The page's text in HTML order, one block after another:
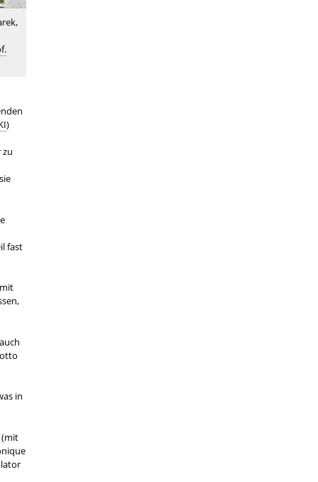
)
zu
fast
in
(mit